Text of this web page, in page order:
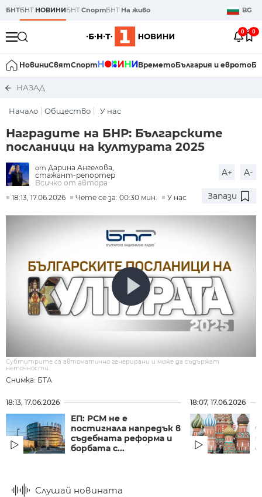
БНТБНТ НОВИНИБНТСпортБНТ На живо BG
0 0
НовиниСвятСпорт ВреметоБългария и еврото
НАЗАД
Начало Общество У нас
Наградите на БНР: Българските
посланици на културата 2025
от Дарина Ангелова,
стажант-репортер
Всичко от автора
A+ A-
18:13, 17.06.2026 Чете се за: 00:30 мин. У нас Запази
Снимка: БТА
Субтитрите са автоматично генерирани и може да съдържат
неточности.
18:13, 17.06.2026
ЕП: РСМ не е
постигнала напредък в
съдебната реформа и
борбата с...
18:07, 17.06.2026
Слушай новината